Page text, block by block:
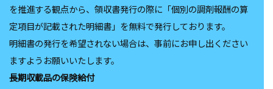
を推進する観点から、領収書発行の際に「個別の調剤報酬の算
定項目が記載された明細書」を無料で発行しております。
明細書の発行を希望されない場合は、事前にお申し出ください
ますようお願いいたします。
⻑期収載品の保険給付